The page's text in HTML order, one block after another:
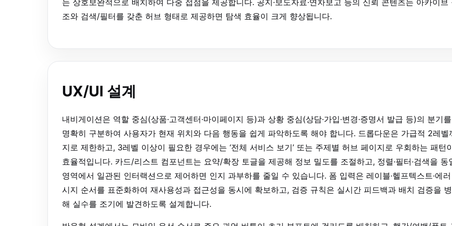
조와 검색/필터를 갖춘 허브 형태로 제공하면 탐색 효율이 크게 향상됩니다.
UX/UI 설계
내비게이션은 역할 중심(상품·고객센터·마이페이지 등)과 상황 중심(상담·가입·변경·증명서 발급 등)의 분기를
명확히 구분하여 사용자가 현재 위치와 다음 행동을 쉽게 파악하도록 해야 합니다. 드롭다운은 가급적 2레벨
지로 제한하고, 3레벨 이상이 필요한 경우에는 ‘전체 서비스 보기’ 또는 주제별 허브 페이지로 우회하는 패턴
효율적입니다. 카드/리스트 컴포넌트는 요약/확장 토글을 제공해 정보 밀도를 조절하고, 정렬·필터·검색을 동
영역에서 일관된 인터랙션으로 제어하면 인지 과부하를 줄일 수 있습니다. 폼 입력은 레이블·헬프텍스트·에
시지 순서를 표준화하여 재사용성과 접근성을 동시에 확보하고, 검증 규칙은 실시간 피드백과 배치 검증을
해 실수를 조기에 발견하도록 설계합니다.